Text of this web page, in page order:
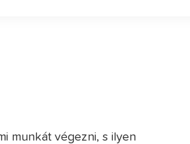
munkát végezni, s ilyen